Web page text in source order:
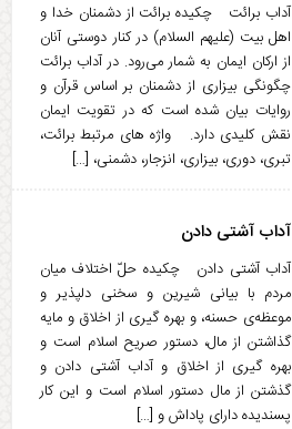
آداب برائت چکیده برائت از دشمنان خدا و
اهل بیت (علیهم السلام) در کنار دوستی آنان
از ارکان ایمان به شمار می‌رود. در آداب برائت
چگونگی بیزاری از دشمنان بر اساس قرآن و
روایات بیان شده است که در تقویت ایمان
نقش کلیدی دارد. واژه های مرتبط برائت،
تبری، دوری، بیزاری، انزجار، دشمنی، […]
آداب آشتی دادن
آداب آشتی دادن چکیده حلّ اختلاف میان
مردم با بیانی شیرین و سخنی دلپذیر و
موعظه‌ی حسنه، و بهره گیری از اخلاق و مایه
گذاشتن از مال، دستور صریح اسلام است و
بهره گیری از اخلاق و آداب آشتی دادن و
گذشتن از مال دستور اسلام است و این کار
پسندیده دارای پاداش و […]